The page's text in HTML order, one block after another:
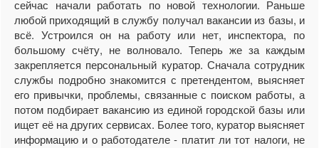
сейчас начали работать по новой технологии. Раньше
любой приходящий в службу получал вакансии из базы, и
всё. Устроился он на работу или нет, инспектора, по
большому счёту, не волновало. Теперь же за каждым
закрепляется персональный куратор. Сначала сотрудник
службы подробно знакомится с претендентом, выясняет
его привычки, проблемы, связанные с поиском работы, а
потом подбирает вакансию из единой городской базы или
ищет её на других сервисах. Более того, куратор выясняет
информацию и о работодателе - платит ли тот налоги, не